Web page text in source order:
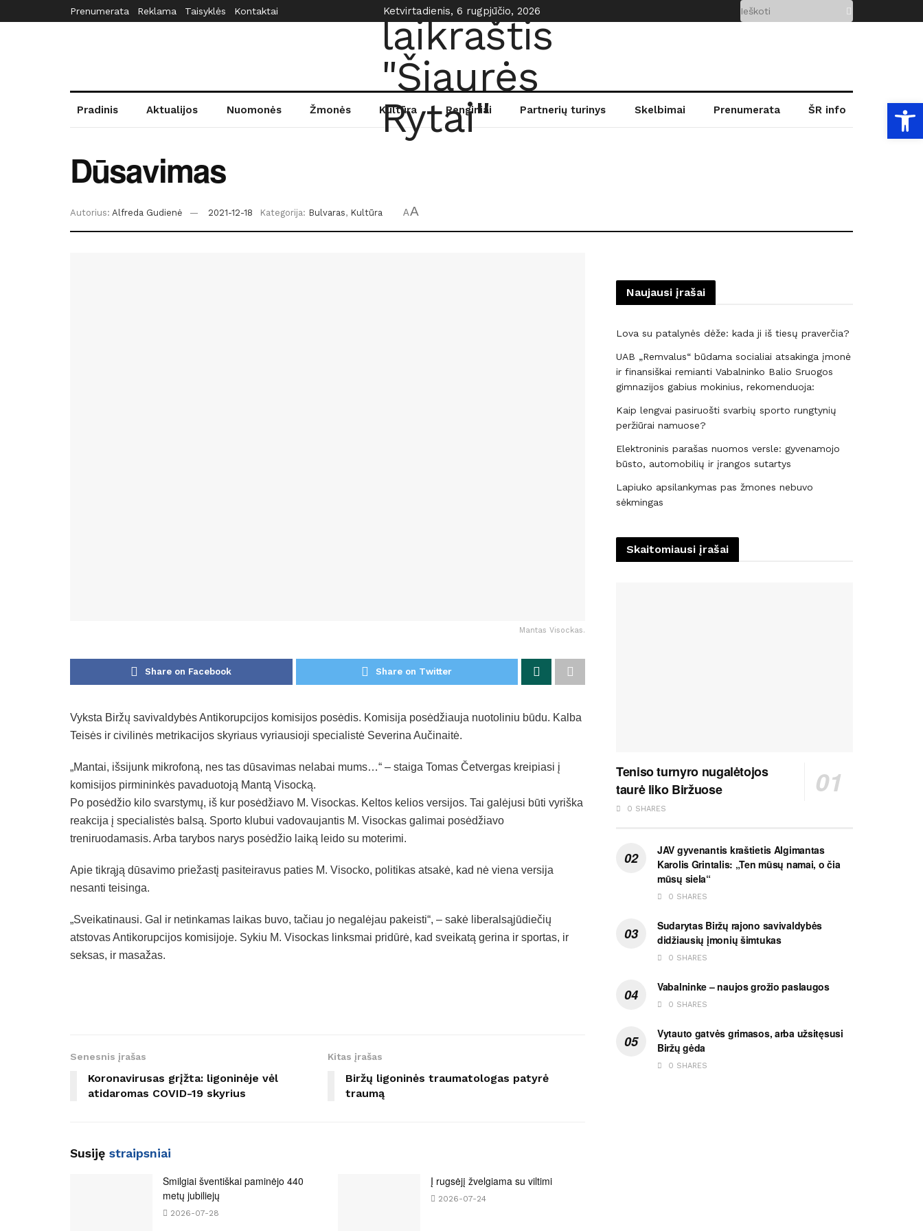
Prenumerata Reklama Taisyklės Kontaktai Ketvirtadienis, 6 rugpjūčio, 2026
Pradinis Aktualijos Nuomonės Žmonės Kultūra Renginiai Partnerių turinys Skelbimai Prenumerata ŠR info
Dūsavimas
Autorius: Alfreda Gudienė 2021-12-18 Kategorija: Bulvaras, Kultūra AA
Mantas Visockas.
Share on Facebook Share on Twitter
Vyksta Biržų savivaldybės Antikorupcijos komisijos posėdis. Komisija posėdžiauja nuotoliniu būdu. Kalba
Teisės ir civilinės metrikacijos skyriaus vyriausioji specialistė Severina Aučinaitė.
„Mantai, išsijunk mikrofoną, nes tas dūsavimas nelabai mums…“ – staiga Tomas Četvergas kreipiasi į
komisijos pirmininkės pavaduotoją Mantą Visocką.
Po posėdžio kilo svarstymų, iš kur posėdžiavo M. Visockas. Keltos kelios versijos. Tai galėjusi būti vyriška
reakcija į specialistės balsą. Sporto klubui vadovaujantis M. Visockas galimai posėdžiavo
treniruodamasis. Arba tarybos narys posėdžio laiką leido su moterimi.
Apie tikrąją dūsavimo priežastį pasiteiravus paties M. Visocko, politikas atsakė, kad nė viena versija
nesanti teisinga.
„Sveikatinausi. Gal ir netinkamas laikas buvo, tačiau jo negalėjau pakeisti“, – sakė liberalsąjūdiečių
atstovas Antikorupcijos komisijoje. Sykiu M. Visockas linksmai pridūrė, kad sveikatą gerina ir sportas, ir
seksas, ir masažas.
Senesnis įrašas
Koronavirusas grįžta: ligoninėje vėl
atidaromas COVID-19 skyrius
Kitas įrašas
Biržų ligoninės traumatologas patyrė
traumą
Susiję straipsniai
Smilgiai šventiškai paminėjo 440
metų jubiliejų
2026-07-28
Į rugsėjį žvelgiama su viltimi
2026-07-24
Naujausi įrašai
Lova su patalynės dėže: kada ji iš tiesų praverčia?
UAB „Remvalus“ būdama socialiai atsakinga įmonė
ir finansiškai remianti Vabalninko Balio Sruogos
gimnazijos gabius mokinius, rekomenduoja:
Kaip lengvai pasiruošti svarbių sporto rungtynių
peržiūrai namuose?
Elektroninis parašas nuomos versle: gyvenamojo
būsto, automobilių ir įrangos sutartys
Lapiuko apsilankymas pas žmones nebuvo
sėkmingas
Skaitomiausi įrašai
Teniso turnyro nugalėtojos
taurė liko Biržuose
0 SHARES
JAV gyvenantis kraštietis Algimantas
Karolis Grintalis: „Ten mūsų namai, o čia
mūsų siela“
0 SHARES
Sudarytas Biržų rajono savivaldybės
didžiausių įmonių šimtukas
0 SHARES
Vabalninke – naujos grožio paslaugos
0 SHARES
Vytauto gatvės grimasos, arba užsitęsusi
Biržų gėda
0 SHARES